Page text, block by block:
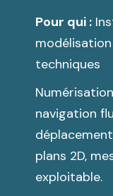
Pour qui :
techniques
navigation
plans 2D,
exploitable.